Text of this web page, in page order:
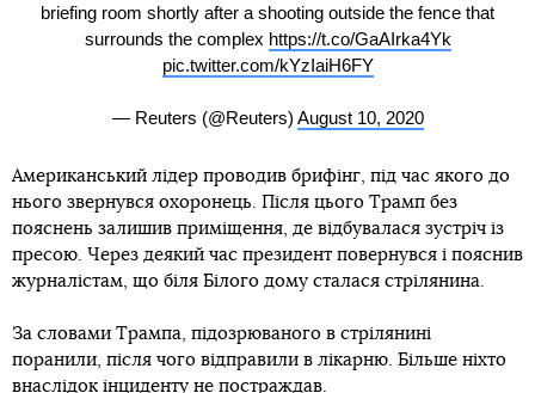
briefing room shortly after a shooting outside the fence that
surrounds the complex https://t.co/GaAIrka4Yk
pic.twitter.com/kYzIaiH6FY
— Reuters (@Reuters) August 10, 2020
Американський лідер проводив брифінг, під час якого до
нього звернувся охоронець. Після цього Трамп без
пояснень залишив приміщення, де відбувалася зустріч із
пресою. Через деякий час президент повернувся і пояснив
журналістам, що біля Білого дому сталася стрілянина.
За словами Трампа, підозрюваного в стрілянині
поранили, після чого відправили в лікарню. Більше ніхто
внаслідок інциденту не постраждав.